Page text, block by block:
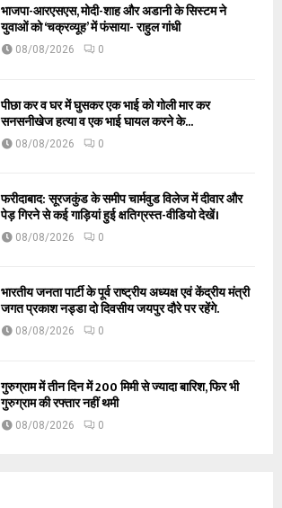
भाजपा-आरएसएस, मोदी-शाह और अडानी के सिस्टम ने
युवाओं को ‘चक्रव्यूह’ में फंसाया- राहुल गांधी
08/08/2026 0
पीछा कर व घर में घुसकर एक भाई को गोली मार कर
सनसनीखेज हत्या व एक भाई घायल करने के...
08/08/2026 0
फरीदाबाद: सूरजकुंड के समीप चार्मवुड विलेज में दीवार और
पेड़ गिरने से कई गाड़ियां हुई क्षतिग्रस्त-वीडियो देखें।
08/08/2026 0
भारतीय जनता पार्टी के पूर्व राष्ट्रीय अध्यक्ष एवं केंद्रीय मंत्री
जगत प्रकाश नड्डा दो दिवसीय जयपुर दौरे पर रहेंगे.
08/08/2026 0
गुरुग्राम में तीन दिन में 200 मिमी से ज्यादा बारिश, फिर भी
गुरुग्राम की रफ्तार नहीं थमी
08/08/2026 0